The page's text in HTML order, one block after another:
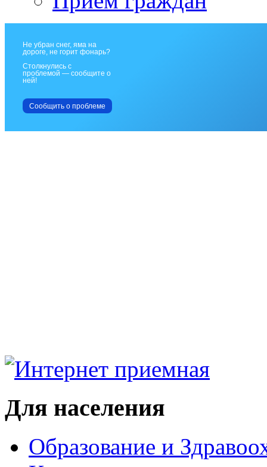
Не убран снег, яма на
дороге, не горит фонарь?
Столкнулись с
проблемой — сообщите о
ней!
Сообщить о проблеме
Для населения
Образование и